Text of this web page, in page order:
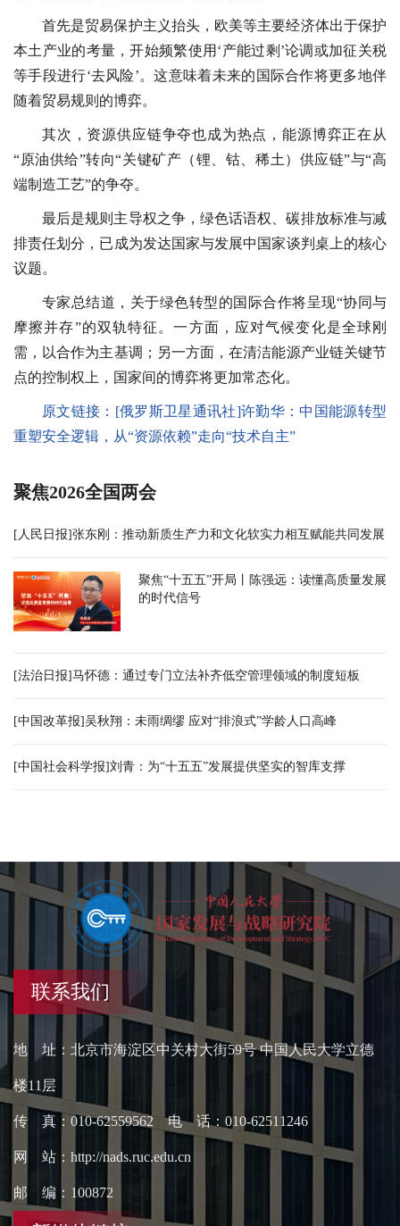
首先是贸易保护主义抬头，欧美等主要经济体出于保护
本土产业的考量，开始频繁使用‘产能过剩’论调或加征关税
等手段进行‘去风险’。这意味着未来的国际合作将更多地伴
随着贸易规则的博弈。
其次，资源供应链争夺也成为热点，能源博弈正在从
“原油供给”转向“关键矿产（锂、钴、稀土）供应链”与“高
端制造工艺”的争夺。
最后是规则主导权之争，绿色话语权、碳排放标准与减
排责任划分，已成为发达国家与发展中国家谈判桌上的核心
议题。
专家总结道，关于绿色转型的国际合作将呈现“协同与
摩擦并存”的双轨特征。一方面，应对气候变化是全球刚
需，以合作为主基调；另一方面，在清洁能源产业链关键节
点的控制权上，国家间的博弈将更加常态化。
原文链接： [俄罗斯卫星通讯社]许勤华：中国能源转型
重塑安全逻辑，从“资源依赖”走向“技术自主”
聚焦2026全国两会
[人民日报]张东刚：推动新质生产力和文化软实力相互赋能共同发展
聚焦“十五五”开局丨陈强远：读懂高质量发展
的时代信号
[法治日报]马怀德：通过专门立法补齐低空管理领域的制度短板
[中国改革报]吴秋翔：未雨绸缪 应对“排浪式”学龄人口高峰
[中国社会科学报]刘青：为“十五五”发展提供坚实的智库支撑
联系我们
地 址：北京市海淀区中关村大街59号 中国人民大学立德
楼11层
传 真：010-62559562 电 话：010-62511246
网 站：http://nads.ruc.edu.cn
邮 编：100872